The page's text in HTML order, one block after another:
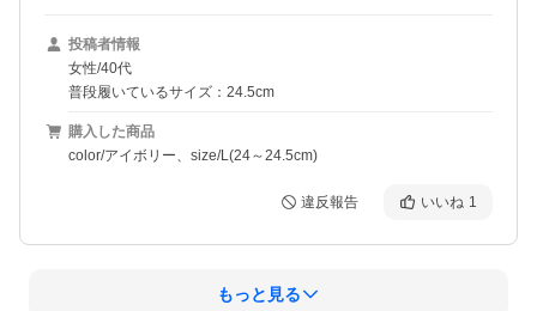
投稿者情報
女性/40代
普段履いているサイズ：24.5cm
購入した商品
color/アイボリー、size/L(24～24.5cm)
違反報告 いいね 1
もっと見る